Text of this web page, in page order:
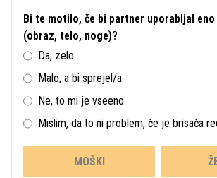
Bi te motilo, če bi partner uporabljal
(obraz, telo, noge)?
Da, zelo
Malo, a bi sprejel/a
Ne, to mi je vseeno
Mislim, da to ni problem, če je brisača
MOŠKI